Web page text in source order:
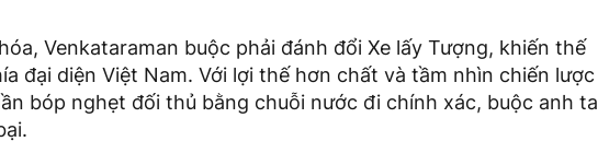
Venkataraman buộc phải đánh đổi Xe lấy Tượng, khiến thế
đại diện Việt Nam. Với lợi thế hơn chất và tầm nhìn chiến lược
bóp nghẹt đối thủ bằng chuỗi nước đi chính xác, buộc anh ta